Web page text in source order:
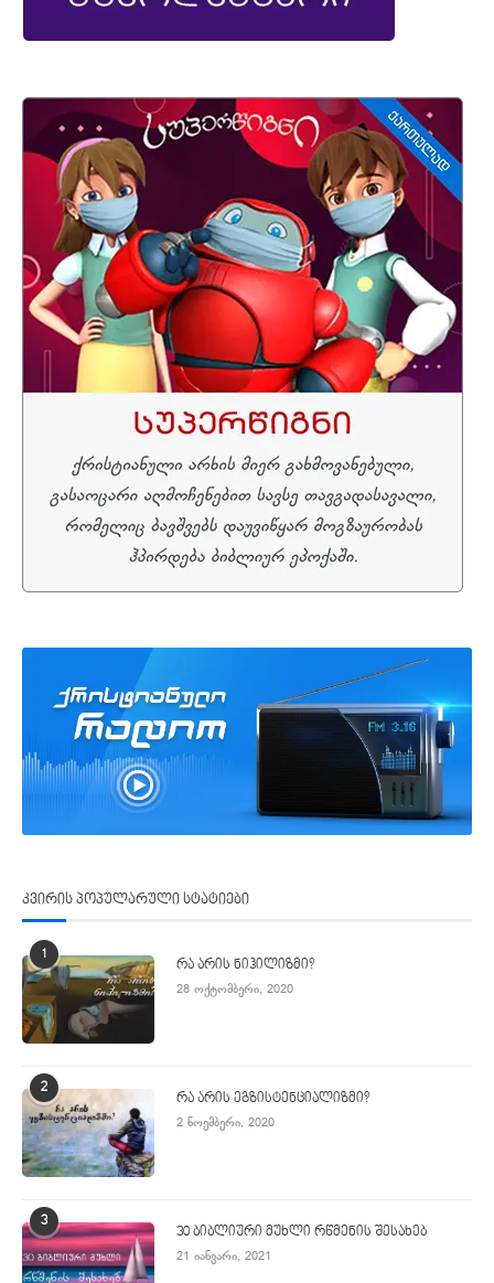
კვირის პოპულარული სტატიები
1
რა არის ნიჰილიზმი?
28 ოქტომბერი, 2020
2
რა არის ეგზისტენციალიზმი?
2 ნოემბერი, 2020
3
30 ბიბლიური მუხლი რწმენის შესახებ
21 იანვარი, 2021